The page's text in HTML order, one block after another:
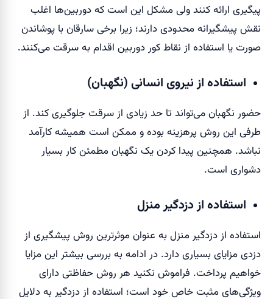
پیگیری ارائه کنند ولی مشکل این است که دوربین‌ها اغلب
نقش پیشگیرانه محدودی دارند؛ زیرا برخی سارقان با پوشاندن
صورت یا استفاده از نقاط کور دوربین اقدام به سرقت می‌کنند.
استفاده از نیروی انسانی (نگهبان)
حضور نگهبان می‌تواند تا حد زیادی از سرقت جلوگیری کند. از
طرفی این روش پرهزینه بوده و ممکن است همیشه کارآمد
نباشد. همچنین پیدا کردن یک نگهبان مطمئن کار بسیار
دشواری است.
استفاده از دزدگیر منزل
استفاده از دزدگیر منزل به عنوان موثرترین روش پیشگیری از
دزدی مزایای بسیاری دارد. در ادامه به بررسی بیشتر این مزایا
خواهیم پرداخت. فراموش نکنید هر روش حفاظتی دارای
ویژگی‌های مثبت خاص خود است؛ استفاده از دزدگیر به دلایل